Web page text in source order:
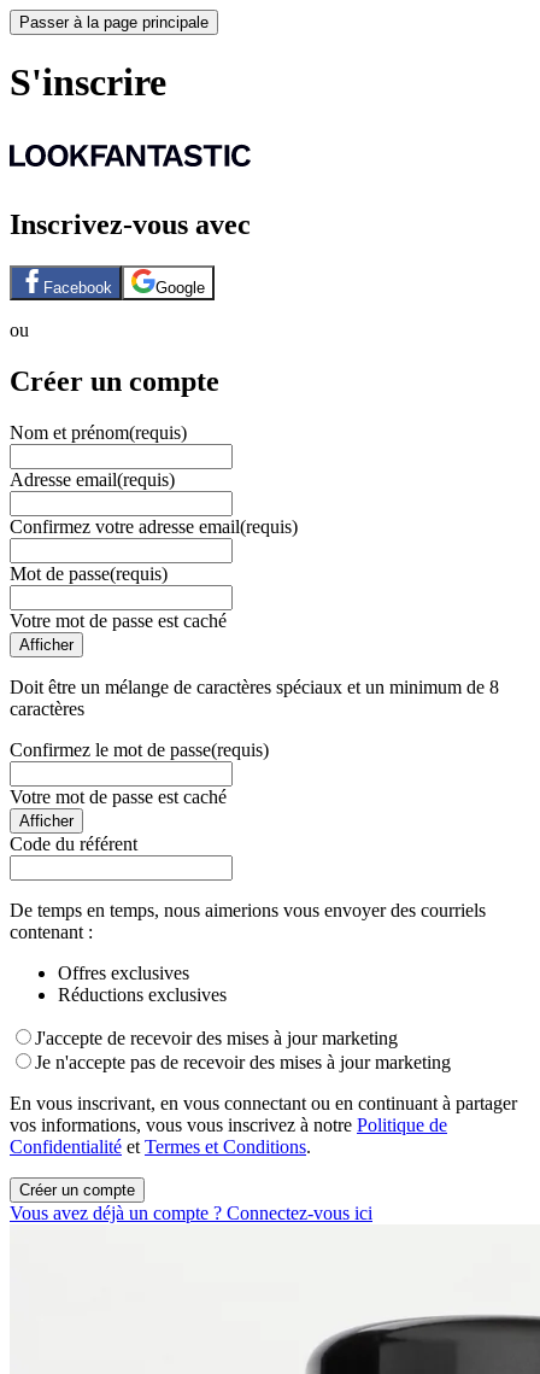
Passer à la page principale
S'inscrire
Inscrivez-vous avec
Facebook Google
ou
Créer un compte
Nom et prénom(requis)
Adresse email(requis)
Confirmez votre adresse email(requis)
Mot de passe(requis)
Votre mot de passe est caché
Afficher
Doit être un mélange de caractères spéciaux et un minimum de 8
caractères
Confirmez le mot de passe(requis)
Votre mot de passe est caché
Afficher
Code du référent
De temps en temps, nous aimerions vous envoyer des courriels
contenant :
Offres exclusives
Réductions exclusives
J'accepte de recevoir des mises à jour marketing
Je n'accepte pas de recevoir des mises à jour marketing
En vous inscrivant, en vous connectant ou en continuant à partager
vos informations, vous vous inscrivez à notre Politique de
Confidentialité et Termes et Conditions.
Créer un compte
Vous avez déjà un compte ? Connectez-vous ici